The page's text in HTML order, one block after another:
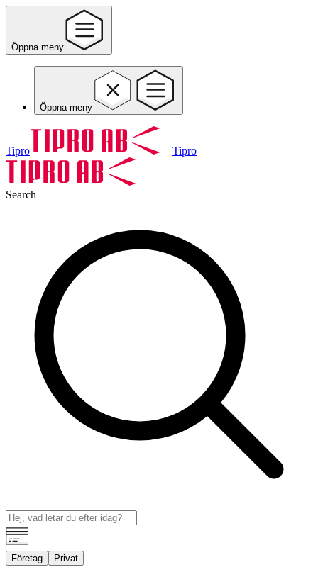
Öppna meny
Öppna meny
Tipro Tipro
Search
Företag Privat